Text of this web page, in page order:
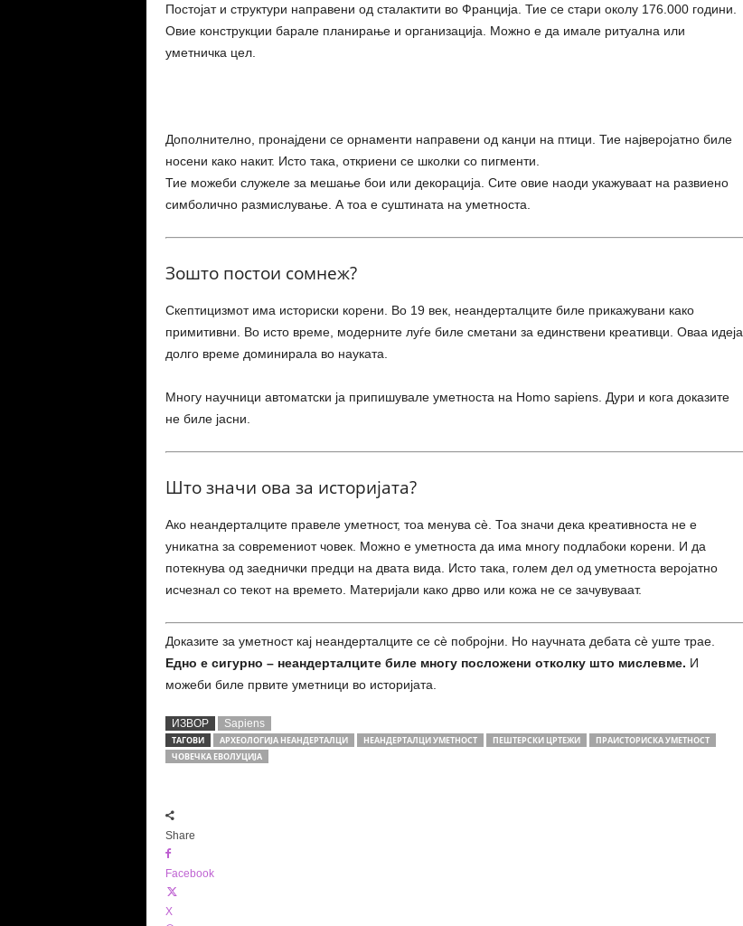
Постојат и структури направени од сталактити во Франција. Тие се стари околу 176.000 години.
Овие конструкции барале планирање и организација. Можно е да имале ритуална или
уметничка цел.
Дополнително, пронајдени се орнаменти направени од канџи на птици. Тие најверојатно биле
носени како накит. Исто така, откриени се школки со пигменти.
Тие можеби служеле за мешање бои или декорација. Сите овие наоди укажуваат на развиено
симболично размислување. А тоа е суштината на уметноста.
Зошто постои сомнеж?
Скептицизмот има историски корени. Во 19 век, неандерталците биле прикажувани како
примитивни. Во исто време, модерните луѓе биле сметани за единствени креативци. Оваа идеја
долго време доминирала во науката.
Многу научници автоматски ја припишувале уметноста на Homo sapiens. Дури и кога доказите
не биле јасни.
Што значи ова за историјата?
Ако неандерталците правеле уметност, тоа менува сè. Тоа значи дека креативноста не е
уникатна за современиот човек. Можно е уметноста да има многу подлабоки корени. И да
потекнува од заеднички предци на двата вида. Исто така, голем дел од уметноста веројатно
исчезнал со текот на времето. Материјали како дрво или кожа не се зачувуваат.
Доказите за уметност кај неандерталците се сè побројни. Но научната дебата сè уште трае.
Едно е сигурно – неандерталците биле многу посложени отколку што мислевме. И
можеби биле првите уметници во историјата.
ИЗВОР Sapiens
ТАГОВИ АРХЕОЛОГИЈА НЕАНДЕРТАЛЦИ НЕАНДЕРТАЛЦИ УМЕТНОСТ ПЕШТЕРСКИ ЦРТЕЖИ
ПРАИСТОРИСКА УМЕТНОСТ
ЧОВЕЧКА ЕВОЛУЦИЈА
Share
Facebook
X